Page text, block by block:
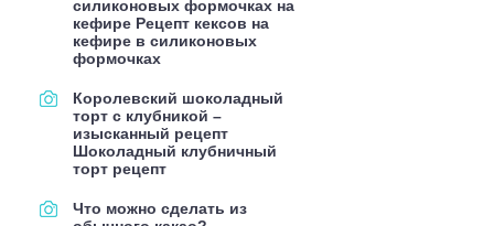
силиконовых формочках на
кефире Рецепт кексов на
кефире в силиконовых
формочках
Королевский шоколадный
торт с клубникой –
изысканный рецепт
Шоколадный клубничный
торт рецепт
Что можно сделать из